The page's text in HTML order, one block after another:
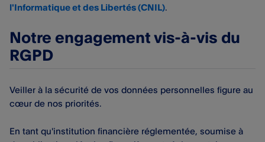
l'Informatique et des Libertés (CNIL).
Notre engagement vis-à-vis du
RGPD
Veiller à la sécurité de vos données personnelles figure au
cœur de nos priorités.
En tant qu'institution financière réglementée, soumise à